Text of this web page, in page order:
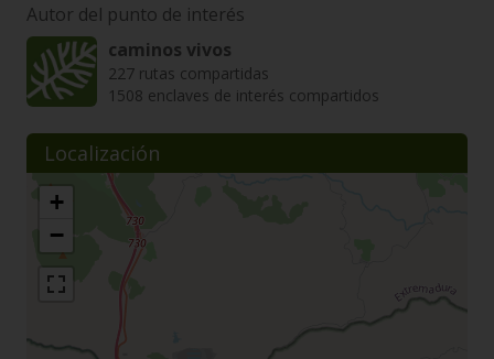
Autor del punto de interés
caminos vivos
227 rutas compartidas
1508 enclaves de interés compartidos
Localización
+
−